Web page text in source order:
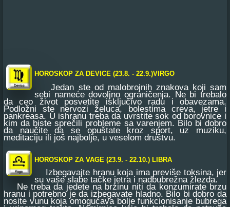
HOROSKOP ZA DEVICE (23.8. - 22.9.)VIRGO
Jedan ste od malobrojnih znakova koji sam
sebi nameće dovoljno ograničenja. Ne bi trebalo
da ceo život posvetite isključivo radu i obavezama.
Podložni ste nervozi želuca, bolestima creva, jetre i
pankreasa. U ishranu treba da uvrstite sok od borovnice i
kim da biste sprečili probleme sa varenjem. Bilo bi dobro
da naučite da se opuštate kroz sport, uz muziku,
meditaciju ili još najbolje, u veselom društvu.
HOROSKOP ZA VAGE (23.9. - 22.10.) LIBRA
Izbegavajte hranu koja ima previše toksina, jer
su vaše slabe tačke jetra i nadbubrežna žlezda.
Ne treba da jedete na brzinu niti da konzumirate brzu
hranu i potrebno je da izbegavate hladno. Bilo bi dobro da
nosite vunu koja omogućava bolje funkcionisanje bubrega